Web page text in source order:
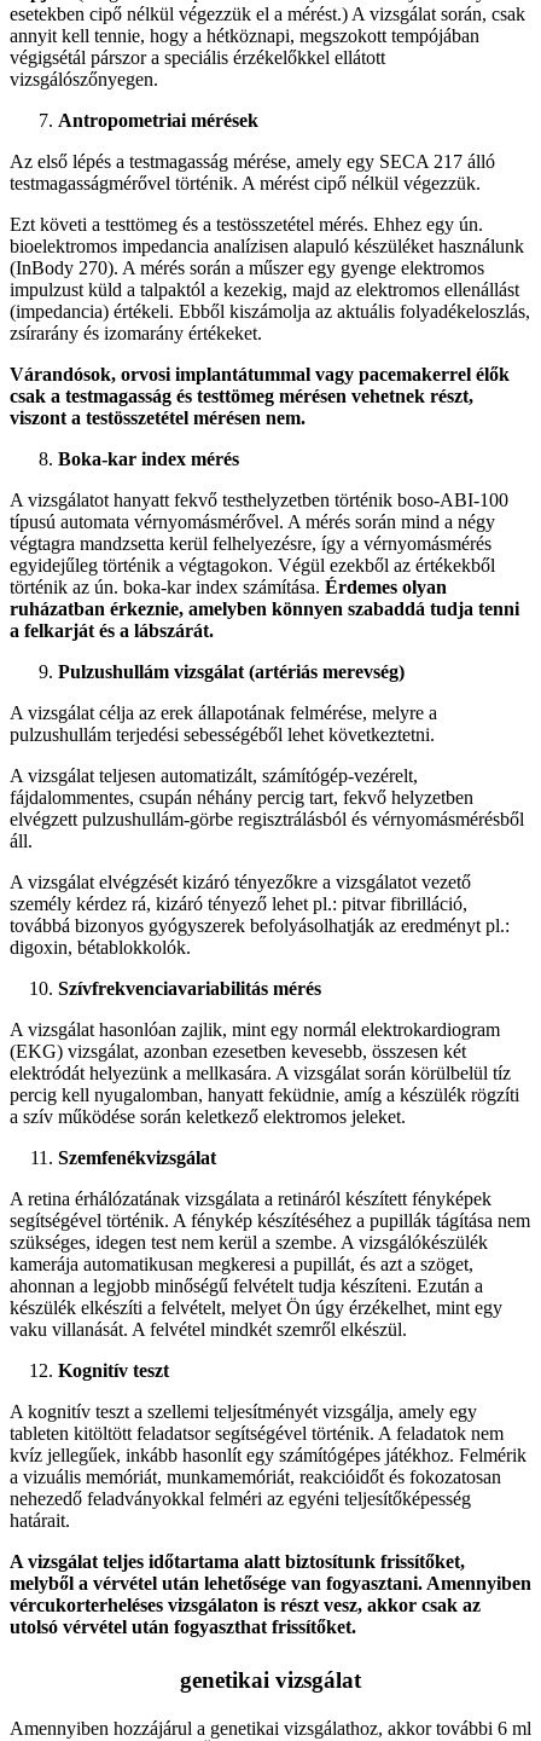
esetekben cipő nélkül végezzük el a mérést.) A vizsgálat során, csak
annyit kell tennie, hogy a hétköznapi, megszokott tempójában
végigsétál párszor a speciális érzékelőkkel ellátott
vizsgálószőnyegen.
Antropometriai mérések
Az első lépés a testmagasság mérése, amely egy SECA 217 álló
testmagasságmérővel történik. A mérést cipő nélkül végezzük.
Ezt követi a testtömeg és a testösszetétel mérés. Ehhez egy ún.
bioelektromos impedancia analízisen alapuló készüléket használunk
(InBody 270). A mérés során a műszer egy gyenge elektromos
impulzust küld a talpaktól a kezekig, majd az elektromos ellenállást
(impedancia) értékeli. Ebből kiszámolja az aktuális folyadékeloszlás,
zsírarány és izomarány értékeket.
Várandósok, orvosi implantátummal vagy pacemakerrel élők
csak a testmagasság és testtömeg mérésen vehetnek részt,
viszont a testösszetétel mérésen nem.
Boka-kar index mérés
A vizsgálatot hanyatt fekvő testhelyzetben történik boso-ABI-100
típusú automata vérnyomásmérővel. A mérés során mind a négy
végtagra mandzsetta kerül felhelyezésre, így a vérnyomásmérés
egyidejűleg történik a végtagokon. Végül ezekből az értékekből
történik az ún. boka-kar index számítása. Érdemes olyan
ruházatban érkeznie, amelyben könnyen szabaddá tudja tenni
a felkarját és a lábszárát.
Pulzushullám vizsgálat (artériás merevség)
A vizsgálat célja az erek állapotának felmérése, melyre a
pulzushullám terjedési sebességéből lehet következtetni.
A vizsgálat teljesen automatizált, számítógép-vezérelt,
fájdalommentes, csupán néhány percig tart, fekvő helyzetben
elvégzett pulzushullám-görbe regisztrálásból és vérnyomásmérésből
áll.
A vizsgálat elvégzését kizáró tényezőkre a vizsgálatot vezető
személy kérdez rá, kizáró tényező lehet pl.: pitvar fibrilláció,
továbbá bizonyos gyógyszerek befolyásolhatják az eredményt pl.:
digoxin, bétablokkolók.
Szívfrekvenciavariabilitás mérés
A vizsgálat hasonlóan zajlik, mint egy normál elektrokardiogram
(EKG) vizsgálat, azonban ezesetben kevesebb, összesen két
elektródát helyezünk a mellkasára. A vizsgálat során körülbelül tíz
percig kell nyugalomban, hanyatt feküdnie, amíg a készülék rögzíti
a szív működése során keletkező elektromos jeleket.
Szemfenékvizsgálat
A retina érhálózatának vizsgálata a retináról készített fényképek
segítségével történik. A fénykép készítéséhez a pupillák tágítása nem
szükséges, idegen test nem kerül a szembe. A vizsgálókészülék
kamerája automatikusan megkeresi a pupillát, és azt a szöget,
ahonnan a legjobb minőségű felvételt tudja készíteni. Ezután a
készülék elkészíti a felvételt, melyet Ön úgy érzékelhet, mint egy
vaku villanását. A felvétel mindkét szemről elkészül.
Kognitív teszt
A kognitív teszt a szellemi teljesítményét vizsgálja, amely egy
tableten kitöltött feladatsor segítségével történik. A feladatok nem
kvíz jellegűek, inkább hasonlít egy számítógépes játékhoz. Felmérik
a vizuális memóriát, munkamemóriát, reakcióidőt és fokozatosan
nehezedő feladványokkal felméri az egyéni teljesítőképesség
határait.
A vizsgálat teljes időtartama alatt biztosítunk frissítőket,
melyből a vérvétel után lehetősége van fogyasztani. Amennyiben
vércukorterheléses vizsgálaton is részt vesz, akkor csak az
utolsó vérvétel után fogyaszthat frissítőket.
genetikai vizsgálat
Amennyiben hozzájárul a genetikai vizsgálathoz, akkor további 6 ml